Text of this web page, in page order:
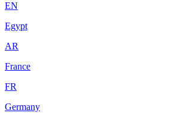
EN
Egypt
AR
France
FR
Germany